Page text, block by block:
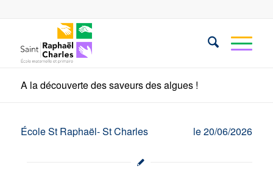
A la découverte des saveurs des algues !
École St Raphaël- St Charles le 20/06/2026